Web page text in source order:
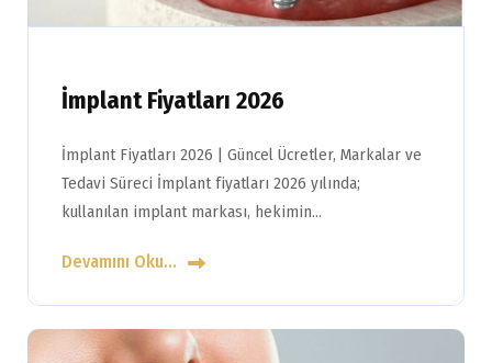
İmplant Fiyatları 2026
İmplant Fiyatları 2026 | Güncel Ücretler, Markalar ve
Tedavi Süreci İmplant fiyatları 2026 yılında;
kullanılan implant markası, hekimin…
Devamını Oku...